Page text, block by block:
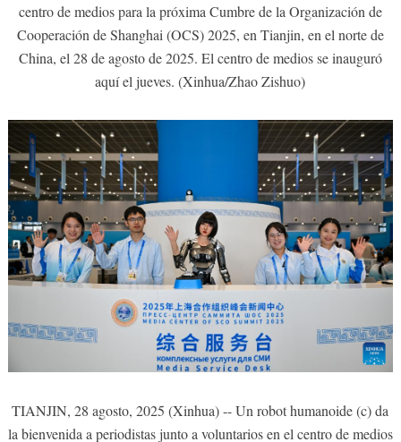
centro de medios para la próxima Cumbre de la Organización de
Cooperación de Shanghai (OCS) 2025, en Tianjin, en el norte de
China, el 28 de agosto de 2025. El centro de medios se inauguró
aquí el jueves. (Xinhua/Zhao Zishuo)
TIANJIN, 28 agosto, 2025 (Xinhua) -- Un robot humanoide (c) da
la bienvenida a periodistas junto a voluntarios en el centro de medios